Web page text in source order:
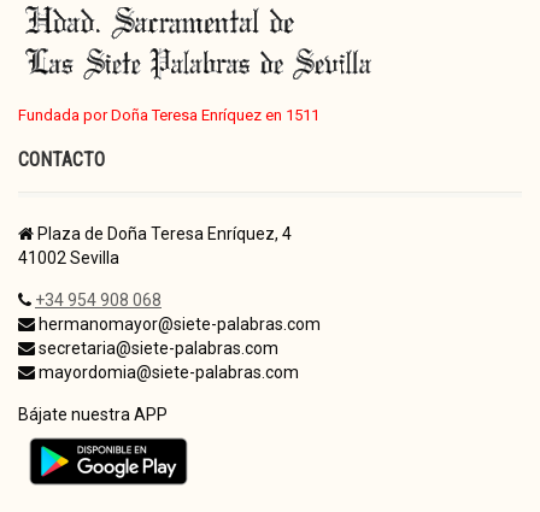
Fundada por Doña Teresa Enríquez en 1511
CONTACTO
Plaza de Doña Teresa Enríquez, 4
41002 Sevilla
+34 954 908 068
hermanomayor@siete-palabras.com
secretaria@siete-palabras.com
mayordomia@siete-palabras.com
Bájate nuestra APP